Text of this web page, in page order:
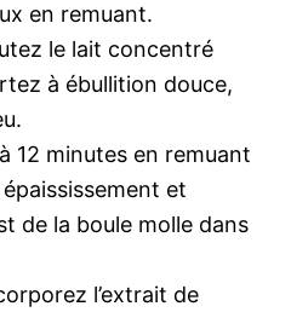
en remuant.
le lait concentré
à ébullition douce,
12 minutes en remuant
épaississement et
de la boule molle dans
l’extrait de